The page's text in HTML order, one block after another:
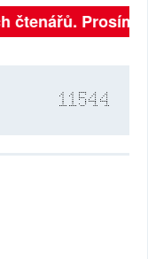
Prosíme,
11544